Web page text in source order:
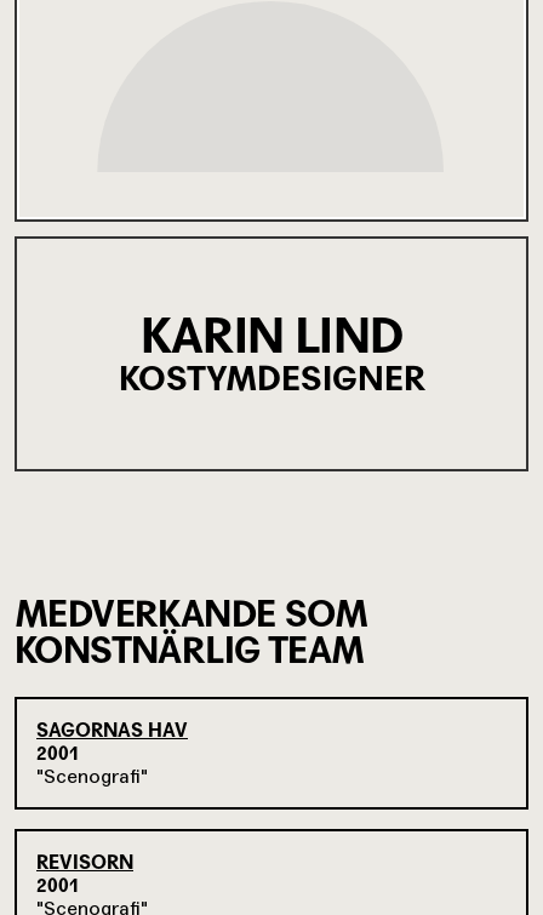
KARIN LIND
KOSTYMDESIGNER
MEDVERKANDE SOM
KONSTNÄRLIG TEAM
SAGORNAS HAV
2001
Scenografi
REVISORN
2001
Scenografi